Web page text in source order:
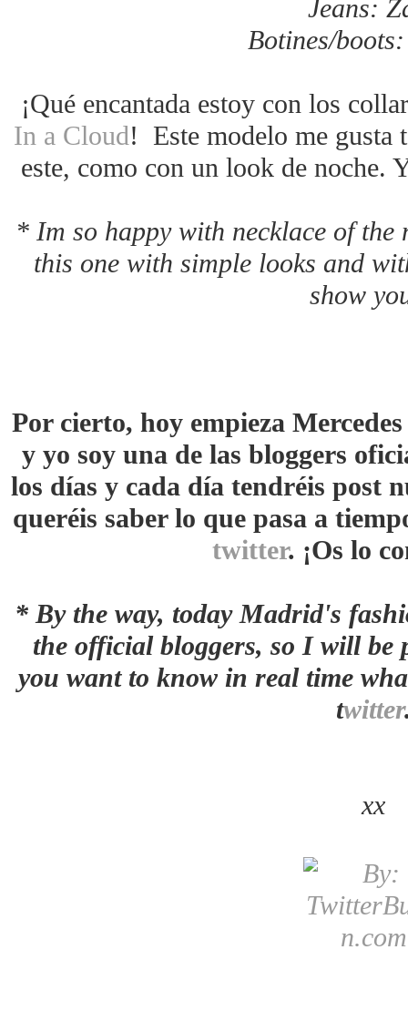
Jeans:
Botines/
¡Qué encantada estoy con los
In a Cloud! Este modelo me gusta
este, como con un look de noche.
* Im so happy with necklace of
this one with simple looks and
show
Por cierto, hoy empieza
y yo soy una de las bloggers
los días y cada día tendréis post
queréis saber lo que pasa a
twitter. ¡Os lo
* By the way, today Madrid's
the official bloggers, so I will be
you want to know in real time
twitter
xx